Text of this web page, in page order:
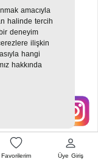
Favorilerim Üye Giriş
Ümraniye,
amacıyla
halinde tercih
deneyim
ilişkin
hangi
hakkında